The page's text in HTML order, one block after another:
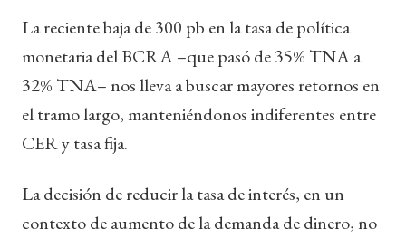
La reciente baja de 300 pb en la tasa de política
monetaria del BCRA –que pasó de 35% TNA a
32% TNA– nos lleva a buscar mayores retornos en
el tramo largo, manteniéndonos indiferentes entre
CER y tasa fija.
La decisión de reducir la tasa de interés, en un
contexto de aumento de la demanda de dinero, no